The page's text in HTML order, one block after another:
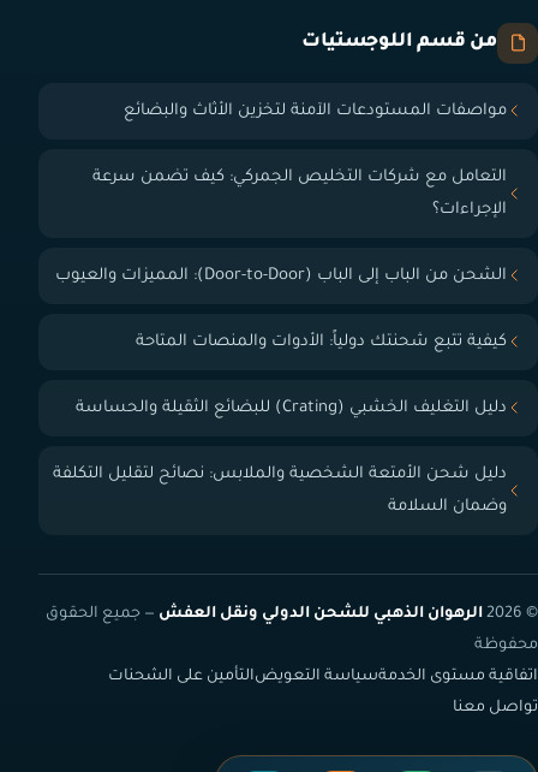
من قسم اللوجستيات
مواصفات المستودعات الآمنة لتخزين الأثاث والبضائع
التعامل مع شركات التخليص الجمركي: كيف تضمن سرعة
الإجراءات؟
الشحن من الباب إلى الباب (Door-to-Door): المميزات والعيوب
كيفية تتبع شحنتك دولياً: الأدوات والمنصات المتاحة
دليل التغليف الخشبي (Crating) للبضائع الثقيلة والحساسة
دليل شحن الأمتعة الشخصية والملابس: نصائح لتقليل التكلفة
وضمان السلامة
© 2026 الرهوان الذهبي للشحن الدولي ونقل العفش — جميع الحقوق
محفوظة
اتفاقية مستوى الخدمةسياسة التعويضالتأمين على الشحنات
تواصل معنا